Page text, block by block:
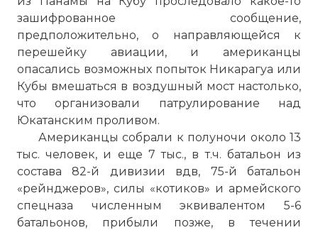
зашифрованное сообщение,
предположительно, о направляющейся к
перешейку авиации, и американцы
опасались возможных попыток Никарагуа или
Кубы вмешаться в воздушный мост настолько,
что организовали патрулирование над
Юкатанским проливом.
Американцы собрали к полуночи около 13
тыс. человек, и еще 7 тыс., в т.ч. батальон из
состава 82-й дивизии вдв, 75-й батальон
«рейнджеров», силы «котиков» и армейского
спецназа численным эквивалентом 5-6
батальонов, прибыли позже, в течении